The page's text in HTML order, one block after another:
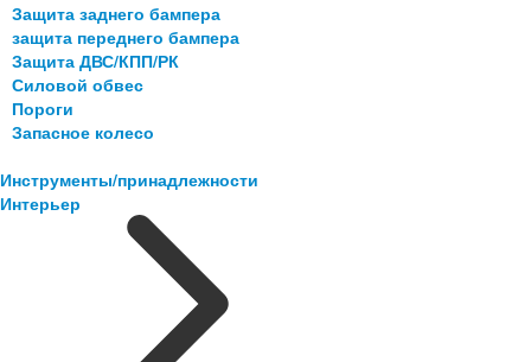
Защита заднего бампера
защита переднего бампера
Защита ДВС/КПП/РК
Силовой обвес
Пороги
Запасное колесо
Инструменты/принадлежности
Интерьер